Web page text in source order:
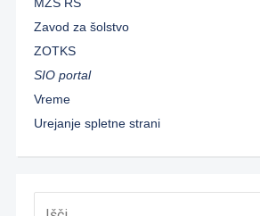
Zavod za šolstvo
ZOTKS
SIO portal
Vreme
Urejanje spletne strani